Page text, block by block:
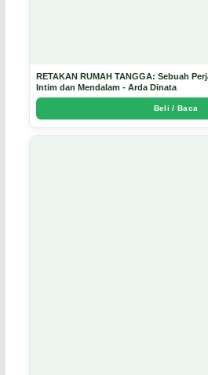
RETAKAN RUMAH TANGGA: Sebuah
Intim dan Mendalam - Arda Dinata
Beli / Baca